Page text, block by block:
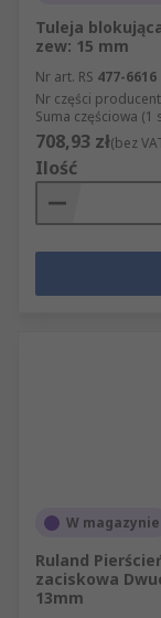
Tuleja
zew: 15 mm
Nr art. RS 477-6616
Nr części
Suma częściowa (1
708,93 zł(bez
Ilość
W magazynie
Ruland
zaciskowa
13mm